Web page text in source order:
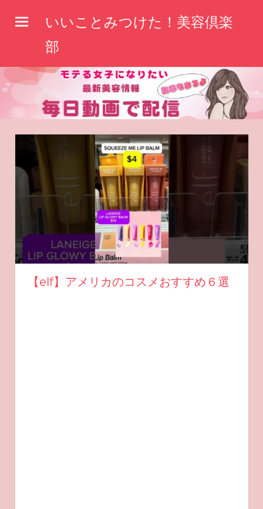
へ
いいことみつけた！美容倶楽
部
【elf】アメリカのコスメおすすめ６選